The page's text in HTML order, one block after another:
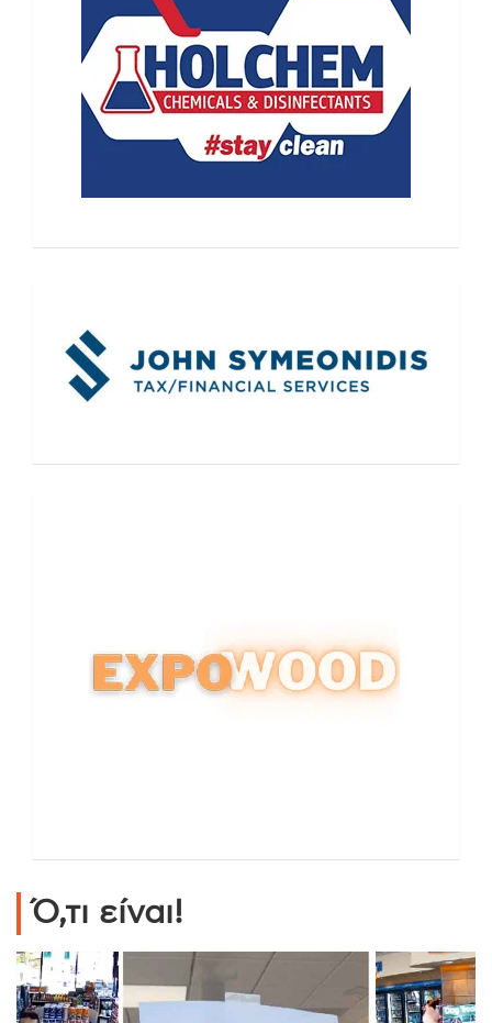
Ό,τι είναι!